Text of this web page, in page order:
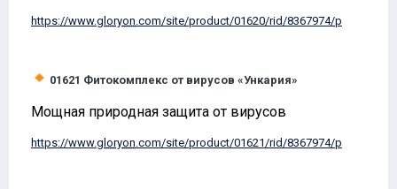
https://www.gloryon.com/site/product/01620/rid/8367974/p
01621 Фитокомплекс от вирусов «Ункария»
Мощная природная защита от вирусов
https://www.gloryon.com/site/product/01621/rid/8367974/p